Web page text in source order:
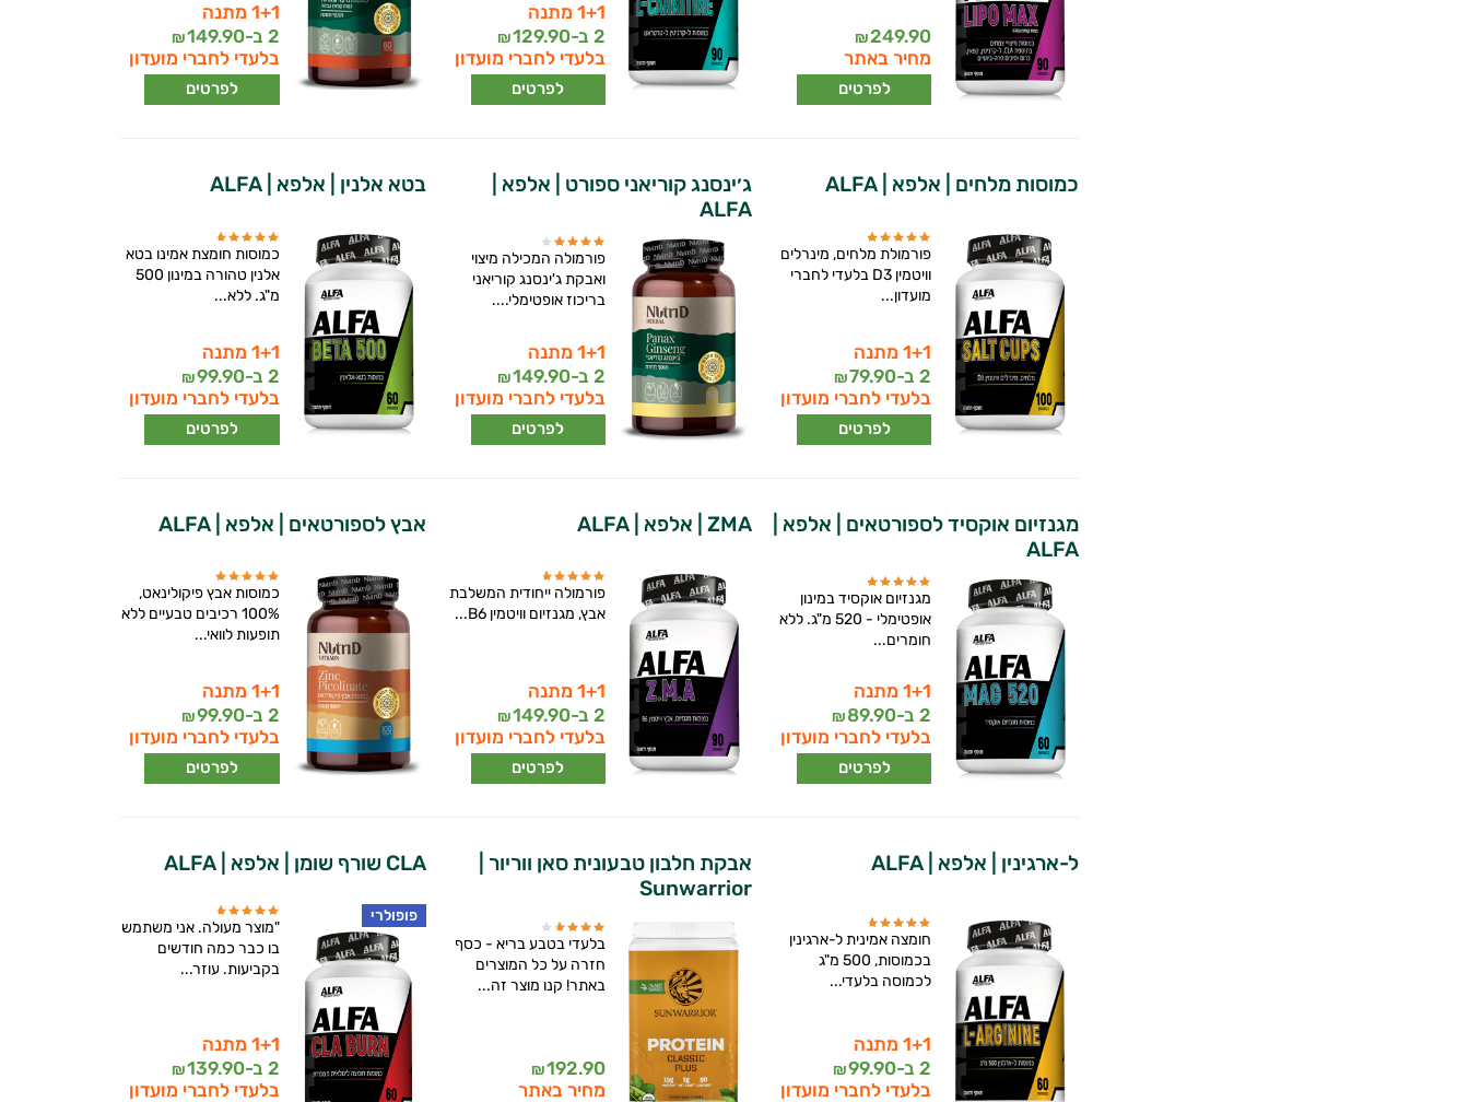
249.90
₪
מחיר באתר
לפרטים
1+1 מתנה
2 ב-
129.90
₪
בלעדי לחברי מועדון
לפרטים
1+1 מתנה
2 ב-
149.90
₪
בלעדי לחברי מועדון
לפרטים
כמוסות מלחים | אלפא | ALFA
פורמולת מלחים, מינרלים
וויטמין D3 בלעדי לחברי
מועדון...
1+1 מתנה
2 ב-
79.90
₪
בלעדי לחברי מועדון
לפרטים
ג׳ינסנג קוריאני ספורט | אלפא |
ALFA
פורמולה המכילה מיצוי
ואבקת ג'ינסנג קוריאני
בריכוז אופטימלי....
1+1 מתנה
2 ב-
149.90
₪
בלעדי לחברי מועדון
לפרטים
בטא אלנין | אלפא | ALFA
כמוסות חומצת אמינו בטא
אלנין טהורה במינון 500
מ"ג. ללא...
1+1 מתנה
2 ב-
99.90
₪
בלעדי לחברי מועדון
לפרטים
מגנזיום אוקסיד לספורטאים | אלפא |
ALFA
מגנזיום אוקסיד במינון
אופטימלי - 520 מ"ג. ללא
חומרים...
1+1 מתנה
2 ב-
89.90
₪
בלעדי לחברי מועדון
לפרטים
ZMA | אלפא | ALFA
פורמולה ייחודית המשלבת
אבץ, מגנזיום וויטמין B6...
1+1 מתנה
2 ב-
149.90
₪
בלעדי לחברי מועדון
לפרטים
אבץ לספורטאים | אלפא | ALFA
כמוסות אבץ פיקולינאט,
100% רכיבים טבעיים ללא
תופעות לוואי...
1+1 מתנה
2 ב-
99.90
₪
בלעדי לחברי מועדון
לפרטים
ל-ארגינין | אלפא | ALFA
חומצה אמינית ל-ארגינין
בכמוסות, 500 מ"ג
לכמוסה בלעדי...
1+1 מתנה
2 ב-
99.90
₪
בלעדי לחברי מועדון
אבקת חלבון טבעונית סאן ווריור |
Sunwarrior
בלעדי בטבע בריא - כסף
חזרה על כל המוצרים
באתר! קנו מוצר זה...
192.90
₪
מחיר באתר
CLA שורף שומן | אלפא | ALFA
פופולרי
"מוצר מעולה. אני משתמש
בו כבר כמה חודשים
בקביעות. עוזר...
1+1 מתנה
2 ב-
139.90
₪
בלעדי לחברי מועדון